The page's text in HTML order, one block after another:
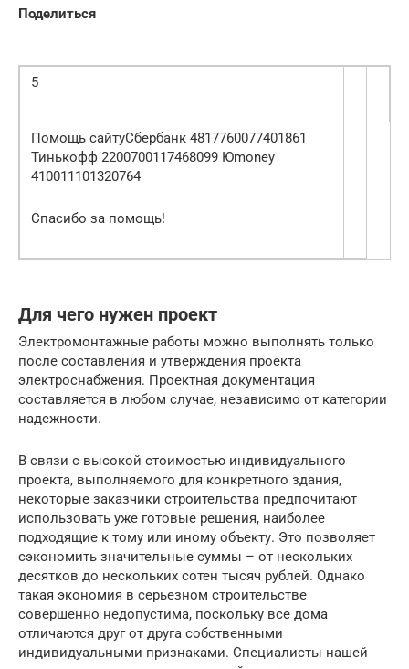
Поделиться
5
Помощь сайтуСбербанк 4817760077401861
Тинькофф 2200700117468099 Юmoney
410011101320764
Спасибо за помощь!
Для чего нужен проект
Электромонтажные работы можно выполнять только
после составления и утверждения проекта
электроснабжения. Проектная документация
составляется в любом случае, независимо от категории
надежности.
В связи с высокой стоимостью индивидуального
проекта, выполняемого для конкретного здания,
некоторые заказчики строительства предпочитают
использовать уже готовые решения, наиболее
подходящие к тому или иному объекту. Это позволяет
сэкономить значительные суммы – от нескольких
десятков до нескольких сотен тысяч рублей. Однако
такая экономия в серьезном строительстве
совершенно недопустима, поскольку все дома
отличаются друг от друга собственными
индивидуальными признаками. Специалисты нашей